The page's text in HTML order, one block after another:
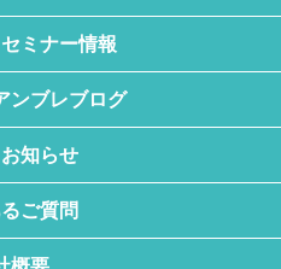
ミナー情報
ンブレブログ
知らせ
ご質問